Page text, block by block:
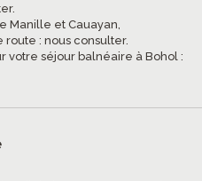
Manille et Cauayan,
: nous consulter.
votre séjour balnéaire à Bohol :